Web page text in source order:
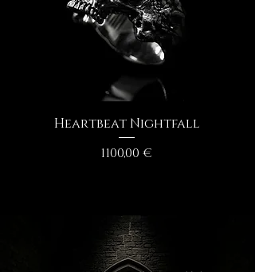
Heartbeat Nightfall
Prezzo
1100,00 €